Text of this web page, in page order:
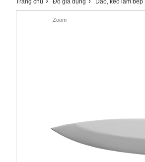
Trang chủ Đồ gia dụng Dao, kéo làm bếp
Zoom